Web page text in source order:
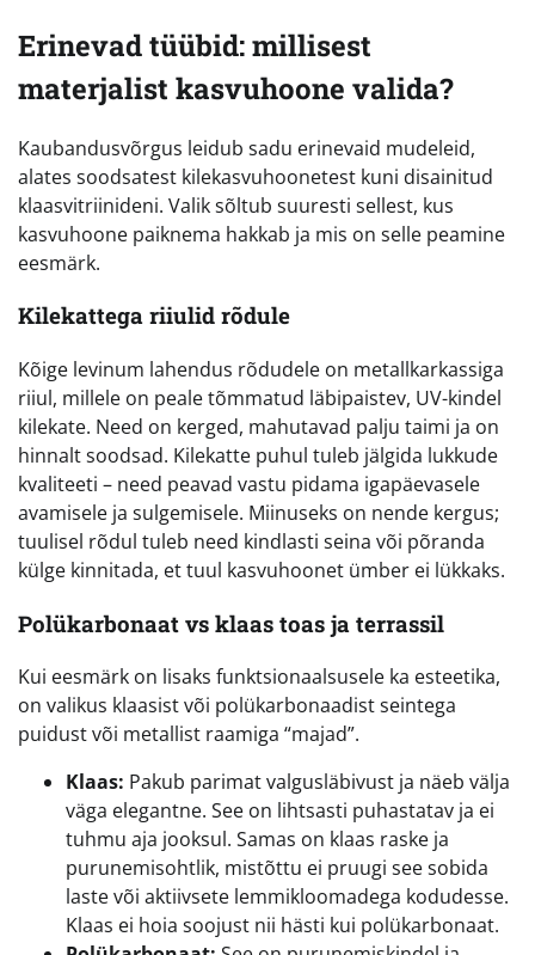
Erinevad tüübid: millisest
materjalist kasvuhoone valida?
Kaubandusvõrgus leidub sadu erinevaid mudeleid,
alates soodsatest kilekasvuhoonetest kuni disainitud
klaasvitriinideni. Valik sõltub suuresti sellest, kus
kasvuhoone paiknema hakkab ja mis on selle peamine
eesmärk.
Kilekattega riiulid rõdule
Kõige levinum lahendus rõdudele on metallkarkassiga
riiul, millele on peale tõmmatud läbipaistev, UV-kindel
kilekate. Need on kerged, mahutavad palju taimi ja on
hinnalt soodsad. Kilekatte puhul tuleb jälgida lukkude
kvaliteeti – need peavad vastu pidama igapäevasele
avamisele ja sulgemisele. Miinuseks on nende kergus;
tuulisel rõdul tuleb need kindlasti seina või põranda
külge kinnitada, et tuul kasvuhoonet ümber ei lükkaks.
Polükarbonaat vs klaas toas ja terrassil
Kui eesmärk on lisaks funktsionaalsusele ka esteetika,
on valikus klaasist või polükarbonaadist seintega
puidust või metallist raamiga “majad”.
Klaas: Pakub parimat valgusläbivust ja näeb välja
väga elegantne. See on lihtsasti puhastatav ja ei
tuhmu aja jooksul. Samas on klaas raske ja
purunemisohtlik, mistõttu ei pruugi see sobida
laste või aktiivsete lemmikloomadega kodudesse.
Klaas ei hoia soojust nii hästi kui polükarbonaat.